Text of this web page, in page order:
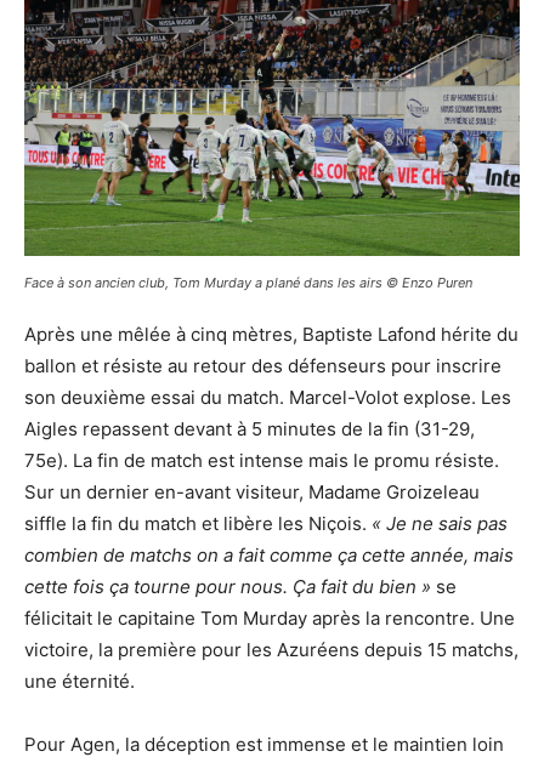
Face à son ancien club, Tom Murday a plané dans les airs © Enzo Puren
Après une mêlée à cinq mètres, Baptiste Lafond hérite du
ballon et résiste au retour des défenseurs pour inscrire
son deuxième essai du match. Marcel-Volot explose. Les
Aigles repassent devant à 5 minutes de la fin (31-29,
75e). La fin de match est intense mais le promu résiste.
Sur un dernier en-avant visiteur, Madame Groizeleau
siffle la fin du match et libère les Niçois. « Je ne sais pas
combien de matchs on a fait comme ça cette année, mais
cette fois ça tourne pour nous. Ça fait du bien » se
félicitait le capitaine Tom Murday après la rencontre. Une
victoire, la première pour les Azuréens depuis 15 matchs,
une éternité.
Pour Agen, la déception est immense et le maintien loin